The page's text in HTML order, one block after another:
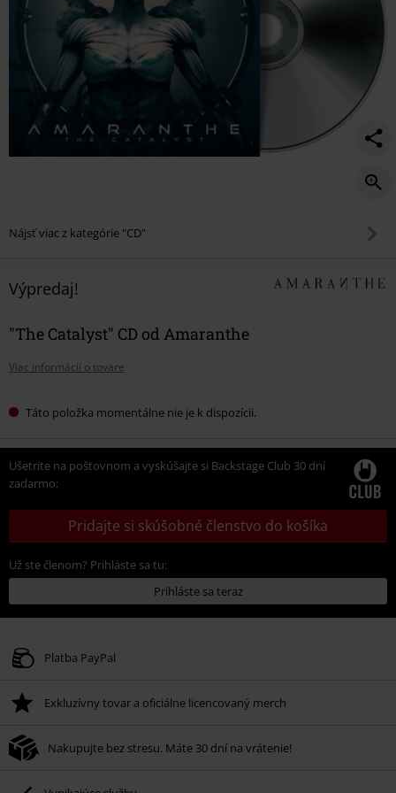
Nájsť viac z kategórie "CD"
Výpredaj!
"The Catalyst" CD od Amaranthe
Viac informácií o tovare
Táto položka momentálne nie je k dispozícii.
Ušetrite na poštovnom a vyskúšajte si Backstage Club 30 dní
zadarmo:
Pridajte si skúšobné členstvo do košíka
Už ste členom? Prihláste sa tu:
Prihláste sa teraz
Platba PayPal
Exkluzívny tovar a oficiálne licencovaný merch
Nakupujte bez stresu. Máte 30 dní na vrátenie!